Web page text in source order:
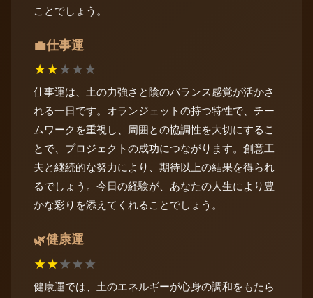
ことでしょう。
💼仕事運
★★★★★
仕事運は、土の力強さと陰のバランス感覚が活かさ
れる一日です。オランジェットの持つ特性で、チー
ムワークを重視し、周囲との協調性を大切にするこ
とで、プロジェクトの成功につながります。創意工
夫と継続的な努力により、期待以上の結果を得られ
るでしょう。今日の経験が、あなたの人生により豊
かな彩りを添えてくれることでしょう。
🌿健康運
★★★★★
健康運では、土のエネルギーが心身の調和をもたら